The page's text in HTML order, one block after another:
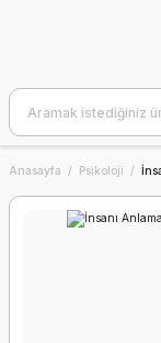
Anasayfa Psikoloji